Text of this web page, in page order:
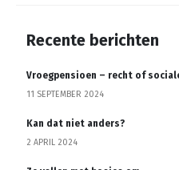
Recente berichten
Vroegpensioen – recht of
11 SEPTEMBER 2024
Kan dat niet anders?
2 APRIL 2024